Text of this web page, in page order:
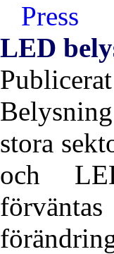
Press
LED
Publicerat
stora
och